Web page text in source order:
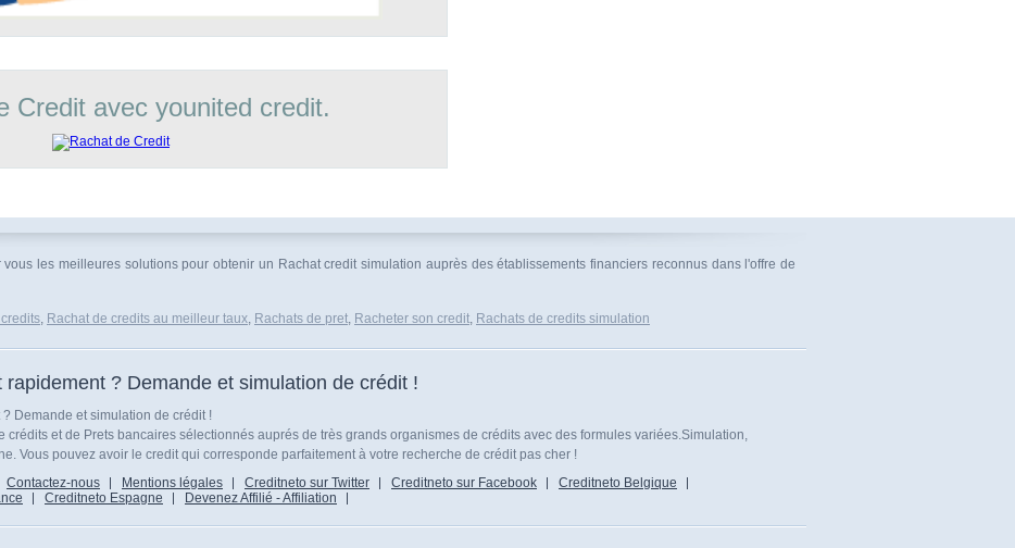
Credit avec younited credit.
les meilleures solutions pour obtenir un Rachat credit simulation auprès des établissements financiers reconnus dans l'offre de
, Rachat de credits au meilleur taux, Rachats de pret, Racheter son credit, Rachats de credits simulation
? Demande et simulation de crédit !
Demande et simulation de crédit !
crédits et de Prets bancaires sélectionnés auprés de très grands organismes de crédits avec des formules variées.Simulation,
Vous pouvez avoir le credit qui corresponde parfaitement à votre recherche de crédit pas cher !
Contactez-nous Mentions légales Creditneto sur Twitter Creditneto sur Facebook
Creditneto Belgique
Creditneto Espagne Devenez Affilié - Affiliation